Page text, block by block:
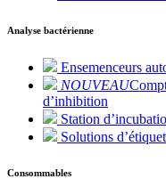
Analyse bactérienne
Ensemenceurs
NOUVEAU
d’inhibition
Station
Solutions
Consommables